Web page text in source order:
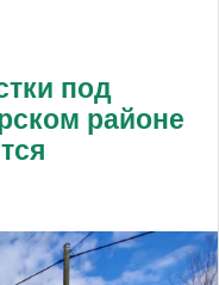
под
районе